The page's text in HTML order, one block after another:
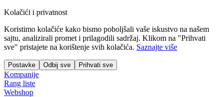
Kolačići i privatnost
Koristimo kolačiće kako bismo poboljšali vaše iskustvo na našem
sajtu, analizirali promet i prilagodili sadržaj. Klikom na "Prihvati
sve" pristajete na korištenje svih kolačića. Saznajte više
Postavke Odbij sve Prihvati sve
Kompanije
Rang liste
Webshop